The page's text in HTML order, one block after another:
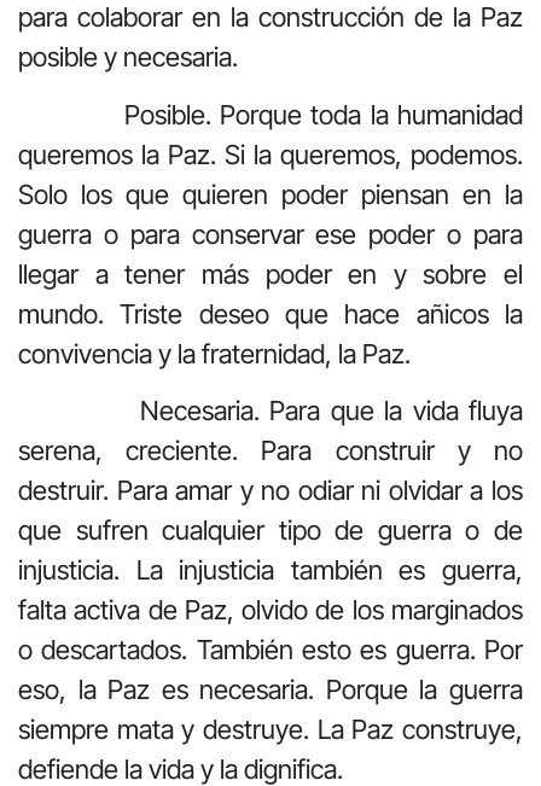
para colaborar en la construcción de la Paz
posible y necesaria.
Posible. Porque toda la humanidad
queremos la Paz. Si la queremos, podemos.
Solo los que quieren poder piensan en la
guerra o para conservar ese poder o para
llegar a tener más poder en y sobre el
mundo. Triste deseo que hace añicos la
convivencia y la fraternidad, la Paz.
Necesaria. Para que la vida fluya
serena, creciente. Para construir y no
destruir. Para amar y no odiar ni olvidar a los
que sufren cualquier tipo de guerra o de
injusticia. La injusticia también es guerra,
falta activa de Paz, olvido de los marginados
o descartados. También esto es guerra. Por
eso, la Paz es necesaria. Porque la guerra
siempre mata y destruye. La Paz construye,
defiende la vida y la dignifica.